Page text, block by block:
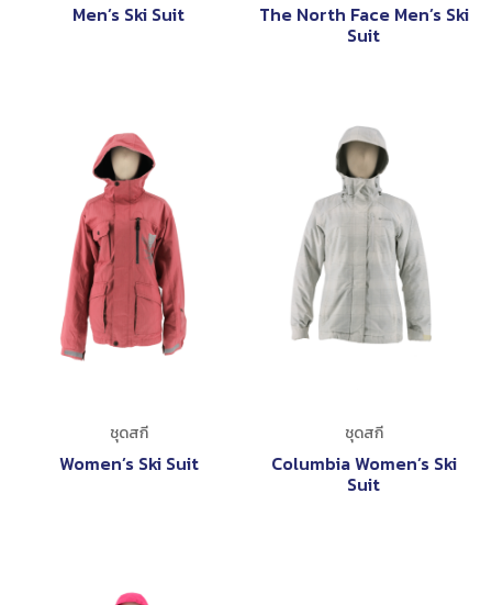
Men’s Ski Suit The North Face Men’s Ski
Suit
ชุดสกี
Women’s Ski Suit
ชุดสกี
Columbia Women’s Ski
Suit